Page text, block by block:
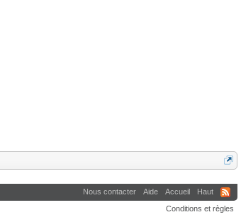
Nous contacter Aide Accueil
Haut
Conditions et règles